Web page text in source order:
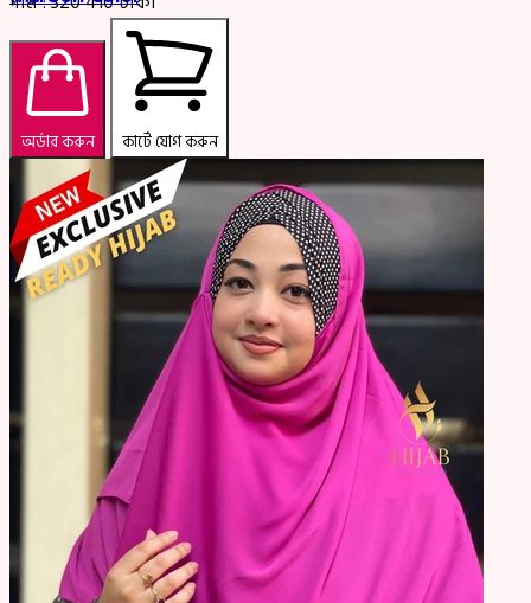
অর্ডার করুন কার্টে যোগ করুন